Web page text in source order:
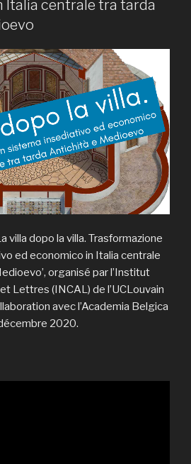
Italia centrale tra tarda
villa dopo la villa. Trasformazione
ed economico in Italia centrale
organisé par l’Institut
Lettres (INCAL) de l’UCLouvain
avec l’Academia Belgica
2020.